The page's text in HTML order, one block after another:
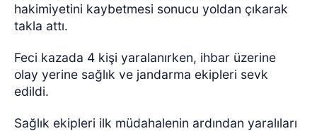
hakimiyetini kaybetmesi sonucu yoldan çıkarak
takla attı.
Feci kazada 4 kişi yaralanırken, ihbar üzerine
olay yerine sağlık ve jandarma ekipleri sevk
edildi.
Sağlık ekipleri ilk müdahalenin ardından yaralıları